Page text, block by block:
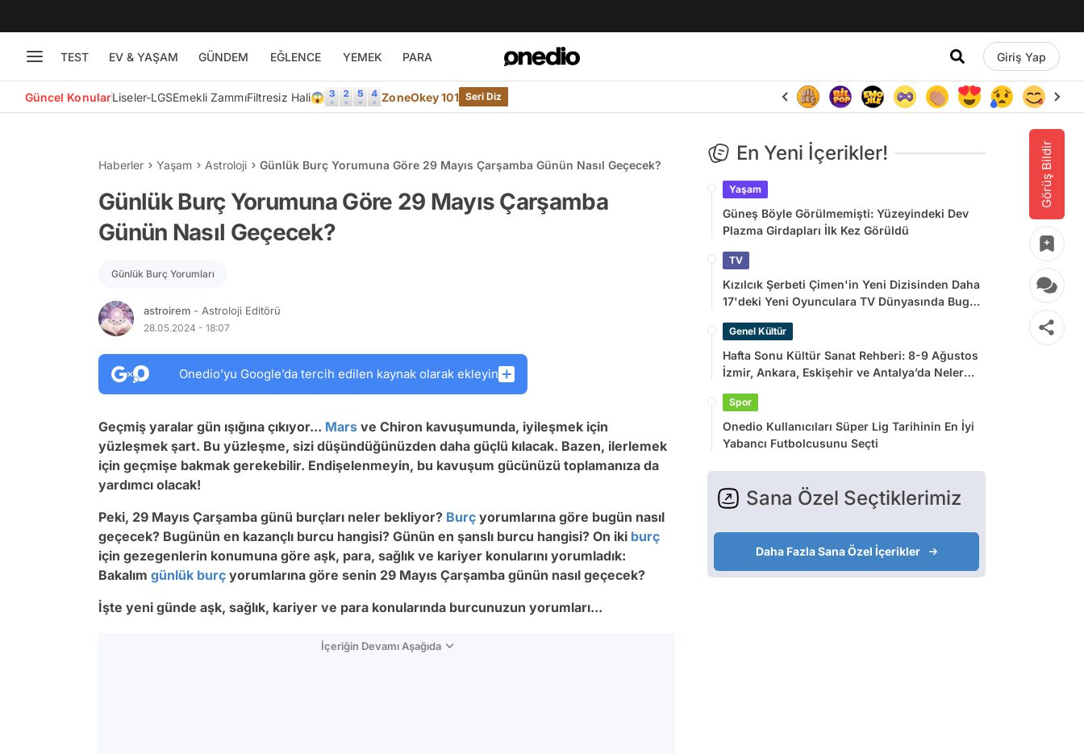
TEST EV & YAŞAM GÜNDEM EĞLENCE YEMEK PARA Giriş Yap
Güncel KonularLiseler-LGSEmekli ZammıFiltresiz Hali😱 ZoneOkey 101 Seri Diz
Görüş Bildir
Haberler Yaşam Astroloji Günlük Burç Yorumuna Göre 29 Mayıs Çarşamba Günün Nasıl Geçecek?
Günlük Burç Yorumuna Göre 29 Mayıs Çarşamba
Günün Nasıl Geçecek?
Günlük Burç Yorumları
astroirem - Astroloji Editörü
28.05.2024 - 18:07
Onedio’yu Google’da tercih edilen kaynak olarak ekleyin
Geçmiş yaralar gün ışığına çıkıyor... Mars ve Chiron kavuşumunda, iyileşmek için
yüzleşmek şart. Bu yüzleşme, sizi düşündüğünüzden daha güçlü kılacak. Bazen, ilerlemek
için geçmişe bakmak gerekebilir. Endişelenmeyin, bu kavuşum gücünüzü toplamanıza da
yardımcı olacak!
Peki, 29 Mayıs Çarşamba günü burçları neler bekliyor? Burç yorumlarına göre bugün nasıl
geçecek? Bugünün en kazançlı burcu hangisi? Günün en şanslı burcu hangisi? On iki burç
için gezegenlerin konumuna göre aşk, para, sağlık ve kariyer konularını yorumladık:
Bakalım günlük burç yorumlarına göre senin 29 Mayıs Çarşamba günün nasıl geçecek?
İşte yeni günde aşk, sağlık, kariyer ve para konularında burcunuzun yorumları...
İçeriğin Devamı Aşağıda
En Yeni İçerikler!
Yaşam
Güneş Böyle Görülmemişti: Yüzeyindeki Dev
Plazma Girdapları İlk Kez Görüldü
TV
Kızılcık Şerbeti Çimen'in Yeni Dizisinden Daha
17'deki Yeni Oyunculara TV Dünyasında Bugün
Genel Kültür
Hafta Sonu Kültür Sanat Rehberi: 8-9 Ağustos
İzmir, Ankara, Eskişehir ve Antalya’da Neler
Spor
Onedio Kullanıcıları Süper Lig Tarihinin En İyi
Yabancı Futbolcusunu Seçti
Sana Özel Seçtiklerimiz
Daha Fazla Sana Özel İçerikler